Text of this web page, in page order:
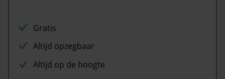
Gratis
Altijd opzegbaar
Altijd op de hoogte